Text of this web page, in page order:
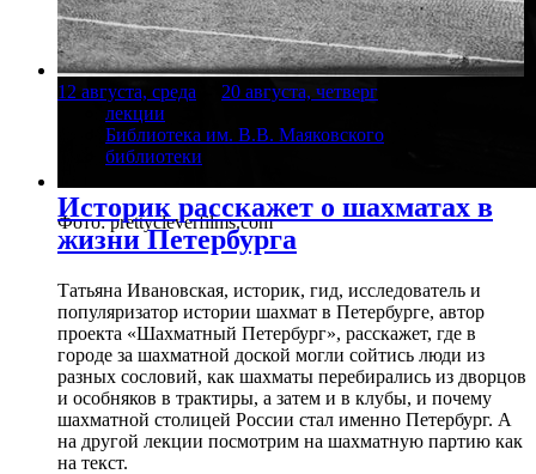
Фото: prettycleverfilms.com
12 августа, среда
20 августа, четверг
лекции
Библиотека им. В.В. Маяковского
библиотеки
Историк расскажет о шахматах в
жизни Петербурга
Татьяна Ивановская, историк, гид, исследователь и
популяризатор истории шахмат в Петербурге, автор
проекта «Шахматный Петербург», расскажет, где в
городе за шахматной доской могли сойтись люди из
разных сословий, как шахматы перебирались из дворцов
и особняков в трактиры, а затем и в клубы, и почему
шахматной столицей России стал именно Петербург. А
на другой лекции посмотрим на шахматную партию как
на текст.